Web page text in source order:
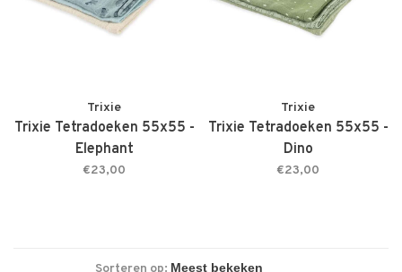
Trixie
Trixie Tetradoeken 55x55 -
Elephant
€23,00
Trixie
Trixie Tetradoeken 55x55 -
Dino
€23,00
Sorteren op: